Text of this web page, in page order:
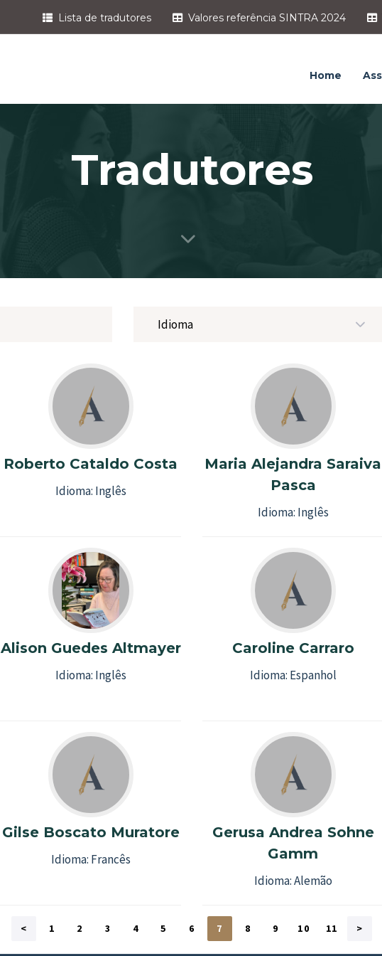
Lista de tradutores Valores referência SINTRA 2024
Home
Tradutores
Idioma
Roberto Cataldo Costa
Idioma: Inglês
Maria Alejandra Saraiva
Pasca
Idioma: Inglês
Alison Guedes Altmayer
Idioma: Inglês
Caroline Carraro
Idioma: Espanhol
Gilse Boscato Muratore
Idioma: Francês
Gerusa Andrea Sohne
Gamm
Idioma:Alemão
< 1 2 3 4 5 6 7 8 9 10 11 >